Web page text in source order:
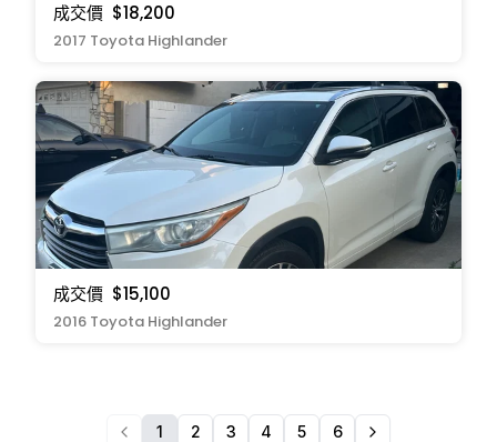
成交價 $18,200
2017 Toyota Highlander
成交價 $15,100
2016 Toyota Highlander
1 2 3 4 5 6